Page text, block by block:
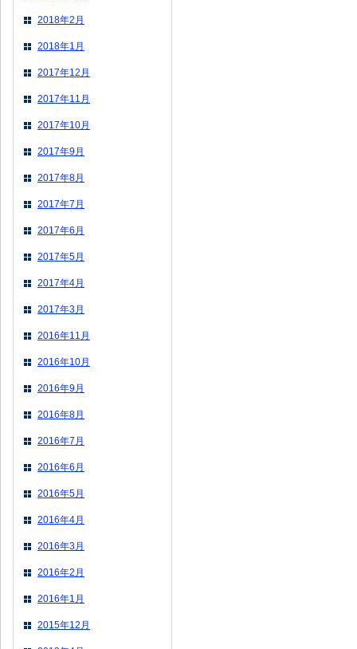
2018年2月
2018年1月
2017年12月
2017年11月
2017年10月
2017年9月
2017年8月
2017年7月
2017年6月
2017年5月
2017年4月
2017年3月
2016年11月
2016年10月
2016年9月
2016年8月
2016年7月
2016年6月
2016年5月
2016年4月
2016年3月
2016年2月
2016年1月
2015年12月